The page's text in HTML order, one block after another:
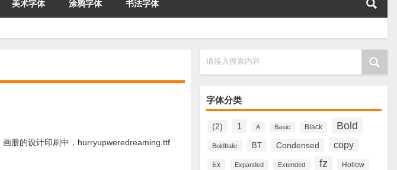
美术字体 涂鸦字体 书法字体
请输入搜索内容
字体分类
(2) 1 A Basic Black Bold
BoldItalic BT Condensed copy
Ex Expanded Extended fz Hollow
册的设计印刷中，hurryupweredreaming.ttf